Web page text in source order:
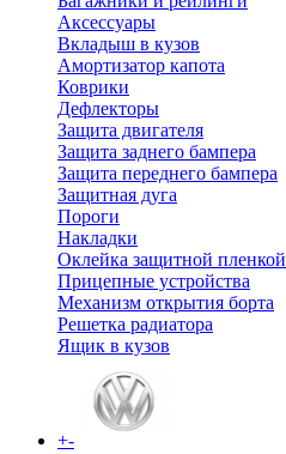
Аксессуары
Вкладыш в кузов
Амортизатор капота
Коврики
Дефлекторы
Защита двигателя
Защита заднего бампера
Защита переднего бампера
Защитная дуга
Пороги
Накладки
Оклейка защитной пленкой
Прицепные устройства
Механизм открытия борта
Решетка радиатора
Ящик в кузов
+-